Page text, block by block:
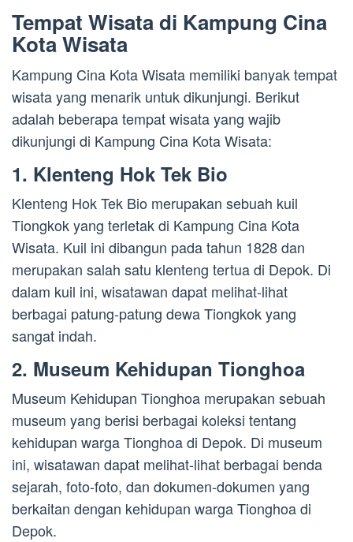
Tempat Wisata di Kampung Cina
Kota Wisata
Kampung Cina Kota Wisata memiliki banyak tempat
wisata yang menarik untuk dikunjungi. Berikut
adalah beberapa tempat wisata yang wajib
dikunjungi di Kampung Cina Kota Wisata:
1. Klenteng Hok Tek Bio
Klenteng Hok Tek Bio merupakan sebuah kuil
Tiongkok yang terletak di Kampung Cina Kota
Wisata. Kuil ini dibangun pada tahun 1828 dan
merupakan salah satu klenteng tertua di Depok. Di
dalam kuil ini, wisatawan dapat melihat-lihat
berbagai patung-patung dewa Tiongkok yang
sangat indah.
2. Museum Kehidupan Tionghoa
Museum Kehidupan Tionghoa merupakan sebuah
museum yang berisi berbagai koleksi tentang
kehidupan warga Tionghoa di Depok. Di museum
ini, wisatawan dapat melihat-lihat berbagai benda
sejarah, foto-foto, dan dokumen-dokumen yang
berkaitan dengan kehidupan warga Tionghoa di
Depok.